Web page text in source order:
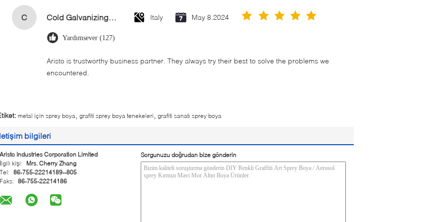
C Cold Galvanizing Zinc Spray Paint 400ml Italy May 8.2024
Yardımsever (127)
Aristo is trustworthy business partner. They always try their best to solve the problems we
encountered.
metal için sprey boya grafiti sprey boya tenekeleri grafiti sanatı sprey boya
bilgileri
Aristo Industries Corporation Limited
İlgili kişi:
Mrs. Cherry Zhang
Tel: 86-755-22214189--805
Faks: 86-755-22214186
Sorgunuzu doğrudan bize gönderin